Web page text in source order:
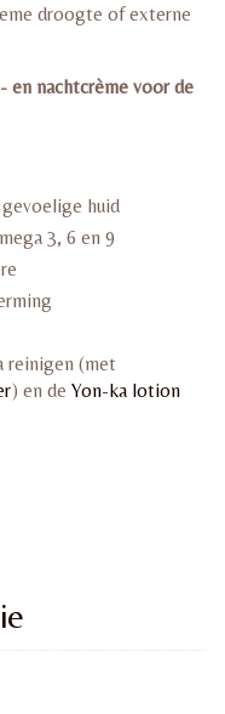
droogte of externe
en nachtcrème voor de
huid
3, 6 en 9
reinigen (met
) en de Yon-ka lotion